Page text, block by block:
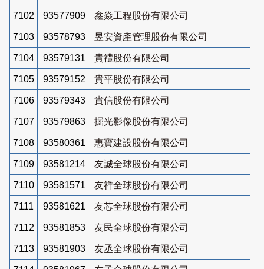
7102 93577909 鑫焱工程股份有限公司
7103 93578793 昱安資產管理股份有限公司
7104 93579131 貴禮股份有限公司
7105 93579152 貴平股份有限公司
7106 93579343 貴信股份有限公司
7107 93579863 掘光影像股份有限公司
7108 93580361 惠寶建設股份有限公司
7109 93581214 友誠全球股份有限公司
7110 93581571 友祥全球股份有限公司
7111 93581621 友芯全球股份有限公司
7112 93581853 友民全球股份有限公司
7113 93581903 友丞全球股份有限公司